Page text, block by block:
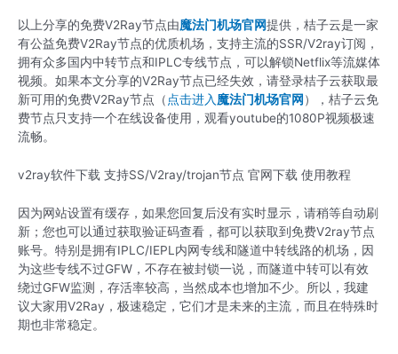
以上分享的免费V2Ray节点由魔法门机场官网提供，桔子云是一家
有公益免费V2Ray节点的优质机场，支持主流的SSR/V2ray订阅，
拥有众多国内中转节点和IPLC专线节点，可以解锁Netflix等流媒体
视频。如果本文分享的V2Ray节点已经失效，请登录桔子云获取最
新可用的免费V2Ray节点（点击进入魔法门机场官网 ），桔子云免
费节点只支持一个在线设备使用，观看youtube的1080P视频极速
流畅。
v2ray软件下载 支持SS/V2ray/trojan节点 官网下载 使用教程
因为网站设置有缓存，如果您回复后没有实时显示，请稍等自动刷
新；您也可以通过获取验证码查看，都可以获取到免费V2ray节点
账号。特别是拥有IPLC/IEPL内网专线和隧道中转线路的机场，因
为这些专线不过GFW，不存在被封锁一说，而隧道中转可以有效
绕过GFW监测，存活率较高，当然成本也增加不少。所以，我建
议大家用V2Ray，极速稳定，它们才是未来的主流，而且在特殊时
期也非常稳定。